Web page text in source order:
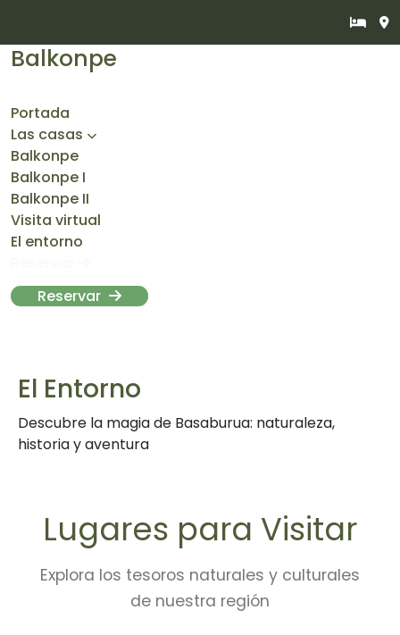
Balkonpe
Portada
Las casas
Balkonpe
Balkonpe I
Balkonpe II
Visita virtual
El entorno
Reservar
El Entorno
Descubre la magia de Basaburua: naturaleza,
historia y aventura
Lugares para Visitar
Explora los tesoros naturales y culturales
de nuestra región